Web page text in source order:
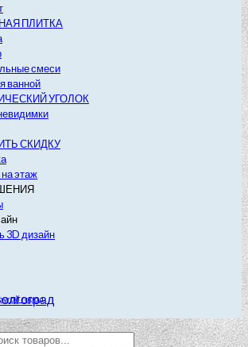
ПЛИТКА
смеси
ванной
УГОЛОК
СКИДКУ
этаж
3D дизайн
город